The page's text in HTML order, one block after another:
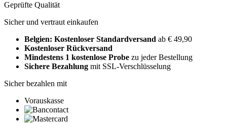
Geprüfte Qualität
Sicher und vertraut einkaufen
Belgien: Kostenloser Standardversand ab € 49,90
Kostenloser Rückversand
Mindestens 1 kostenlose Probe zu jeder Bestellung
Sichere Bezahlung mit SSL-Verschlüsselung
Sicher bezahlen mit
Vorauskasse